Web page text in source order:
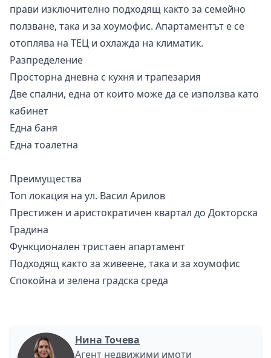
прави изключително подходящ както за семейно
ползване, така и за хоумофис. Апартаментът е се
отоплява на ТЕЦ и охлажда на климатик.
Разпределение
Просторна дневна с кухня и трапезария
Две спални, една от които може да се използва като
кабинет
Една баня
Една тоалетна
Преимущества
Топ локация на ул. Васил Арилов
Престижен и аристократичен квартал до Докторска
Градина
Функционален тристаен апартамент
Подходящ както за живеене, така и за хоумофис
Спокойна и зелена градска среда
Нина Точева
Агент недвижими имоти